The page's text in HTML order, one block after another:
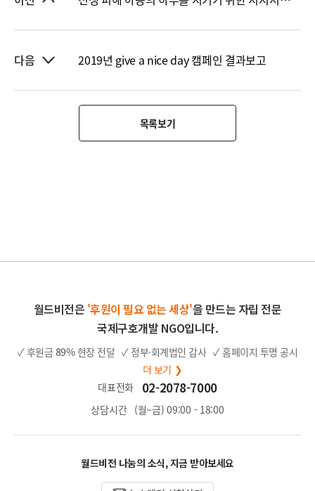
다음 2019년 give a nice day 캠페인 결과보고
목록보기
월드비전은 '후원이 필요 없는 세상'을 만드는 자립 전문
국제구호개발 NGO입니다.
✓ 후원금 89%현장 전달 ✓ 정부·회계법인 감사 ✓ 홈페이지 투명 공시
더 보기 ❯
대표전화
02-2078-7000
상담시간 (월~금) 09:00 - 18:00
월드비전 나눔의 소식, 지금 받아보세요